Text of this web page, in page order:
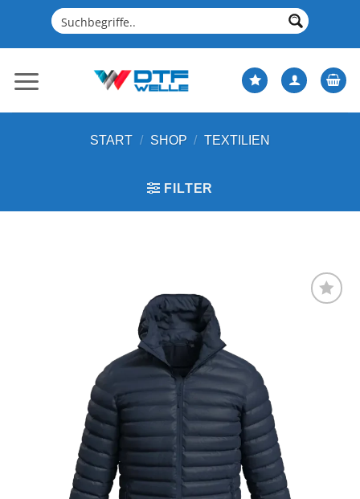
springen
START / SHOP / TEXTILIEN
FILTER